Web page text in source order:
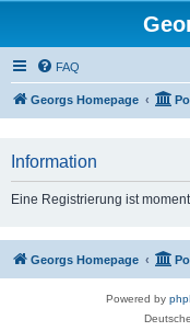
FAQ
Georgs Homepage
Information
Eine Registrierung ist
Georgs Homepage
Powered by